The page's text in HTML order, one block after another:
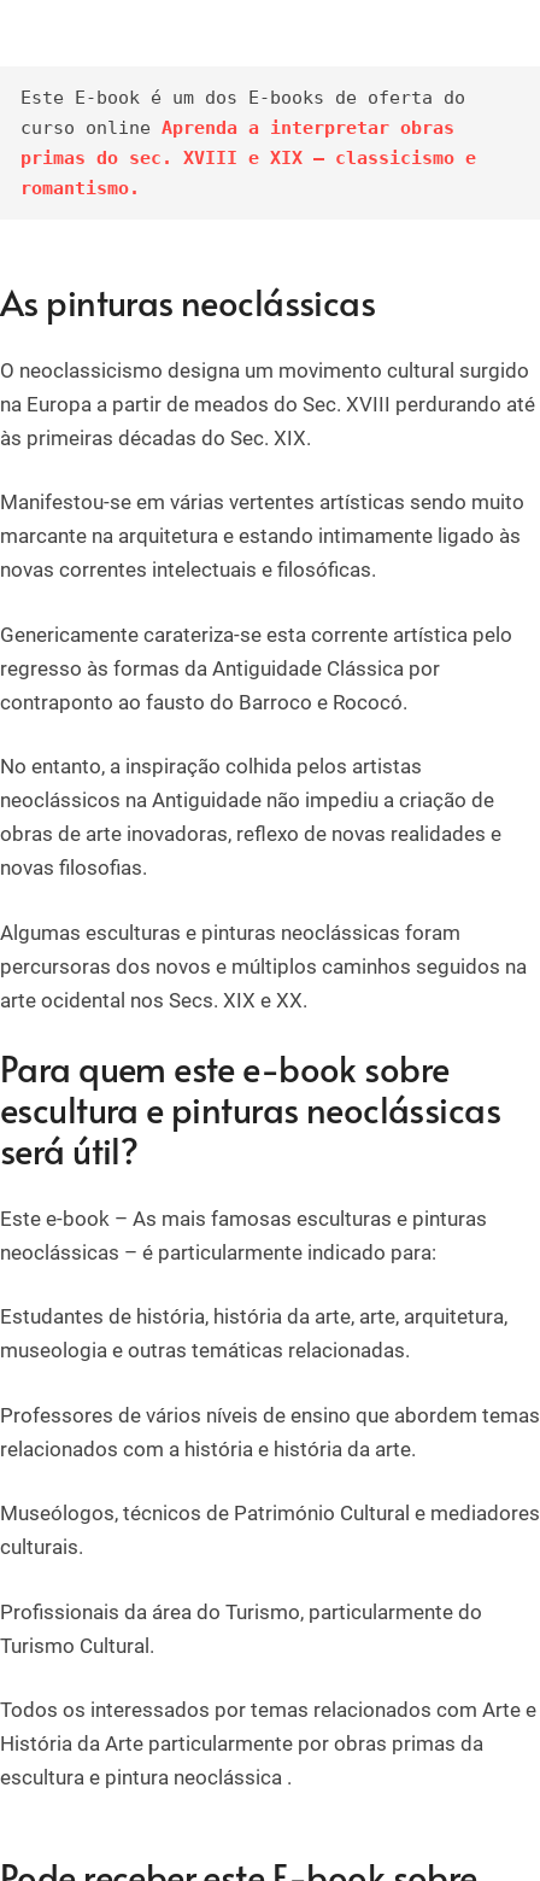
Este E-book é um dos E-books de oferta do
curso online Aprenda a interpretar obras
primas do sec. XVIII e XIX – classicismo e
romantismo.
As pinturas neoclássicas
O neoclassicismo designa um movimento cultural surgido
na Europa a partir de meados do Sec. XVIII perdurando até
às primeiras décadas do Sec. XIX.
Manifestou-se em várias vertentes artísticas sendo muito
marcante na arquitetura e estando intimamente ligado às
novas correntes intelectuais e filosóficas.
Genericamente carateriza-se esta corrente artística pelo
regresso às formas da Antiguidade Clássica por
contraponto ao fausto do Barroco e Rococó.
No entanto, a inspiração colhida pelos artistas
neoclássicos na Antiguidade não impediu a criação de
obras de arte inovadoras, reflexo de novas realidades e
novas filosofias.
Algumas esculturas e pinturas neoclássicas foram
percursoras dos novos e múltiplos caminhos seguidos na
arte ocidental nos Secs. XIX e XX.
Para quem este e-book sobre
escultura e pinturas neoclássicas
será útil?
Este e-book – As mais famosas esculturas e pinturas
neoclássicas – é particularmente indicado para:
Estudantes de história, história da arte, arte, arquitetura,
museologia e outras temáticas relacionadas.
Professores de vários níveis de ensino que abordem temas
relacionados com a história e história da arte.
Museólogos, técnicos de Património Cultural e mediadores
culturais.
Profissionais da área do Turismo, particularmente do
Turismo Cultural.
Todos os interessados por temas relacionados com Arte e
História da Arte particularmente por obras primas da
escultura e pintura neoclássica .